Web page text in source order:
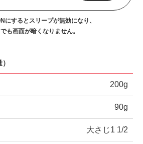
にするとスリープが無効になり、
も画面が暗くなりません。
）
200g
90g
大さじ1 1/2